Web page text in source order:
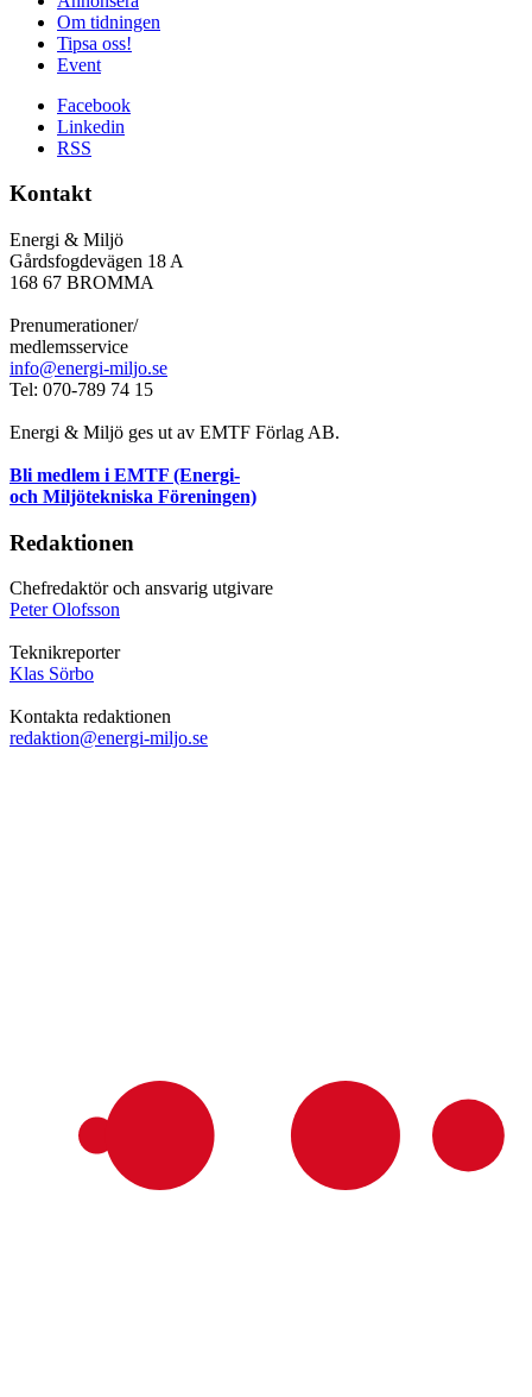
Om tidningen
Tipsa oss!
Event
Facebook
Linkedin
RSS
Kontakt
Energi & Miljö
Gårdsfogdevägen 18 A
168 67 BROMMA
Prenumerationer/
medlemsservice
info@energi-miljo.se
Tel: 070-789 74 15
Energi & Miljö ges ut av EMTF Förlag AB.
Bli medlem i EMTF (Energi-
och Miljötekniska Föreningen)
Redaktionen
Chefredaktör och ansvarig utgivare
Peter Olofsson
Teknikreporter
Klas Sörbo
Kontakta redaktionen
redaktion@energi-miljo.se